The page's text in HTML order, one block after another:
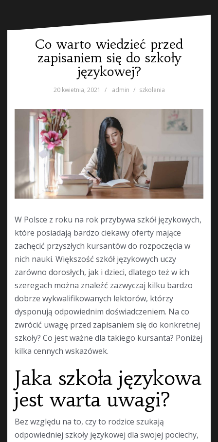
Co warto wiedzieć przed
zapisaniem się do szkoły
językowej?
20 kwietnia, 2021 admin szkolenia
W Polsce z roku na rok przybywa szkół językowych,
które posiadają bardzo ciekawy oferty mające
zachęcić przyszłych kursantów do rozpoczęcia w
nich nauki. Większość szkół językowych uczy
zarówno dorosłych, jak i dzieci, dlatego też w ich
szeregach można znaleźć zazwyczaj kilku bardzo
dobrze wykwalifikowanych lektorów, którzy
dysponują odpowiednim doświadczeniem. Na co
zwrócić uwagę przed zapisaniem się do konkretnej
szkoły? Co jest ważne dla takiego kursanta? Poniżej
kilka cennych wskazówek.
Jaka szkoła językowa
jest warta uwagi?
Bez względu na to, czy to rodzice szukają
odpowiedniej szkoły językowej dla swojej pociechy,